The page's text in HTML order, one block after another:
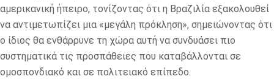
αμερικανική ήπειρο, τονίζοντας ότι η Βραζιλία εξακολουθεί
να αντιμετωπίζει μια «μεγάλη πρόκληση», σημειώνοντας ότι
ο ίδιος θα ενθάρρυνε τη χώρα αυτή να συνδυάσει πιο
συστηματικά τις προσπάθειες που καταβάλλονται σε
ομοσπονδιακό και σε πολιτειακό επίπεδο.